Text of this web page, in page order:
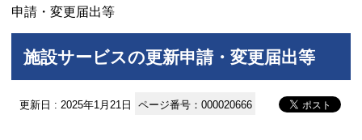
申請・変更届出等
施設サービスの更新申請・変更届出等
更新日 : 2025年1月21日 ページ番号：000020666